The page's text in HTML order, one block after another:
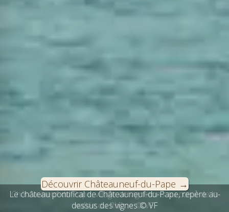
Le château pontifical de Châteauneuf-du-Pape, repère au-
dessus des vignes © VF
Découvrir Châteauneuf-du-Pape